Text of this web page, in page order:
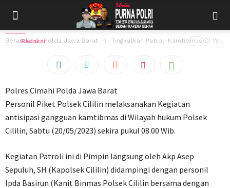
Beranda Polda Jawa Barat Tingkatkan Patroli Kamtibmas Di Wilayah Hukum Polsek Cililin
Tingkatkan Patroli Kamtibmas Di Wilayah
Hukum Polsek Cililin
Oleh Redaksi 20 Mei 2023 31 views
Polres Cimahi Polda Jawa Barat
Personil Piket Polsek Cililin melaksanakan Kegiatan
antisipasi gangguan kamtibmas di Wilayah hukum Polsek
Cililin, Sabtu (20/05/2023) sekira pukul 08.00 Wib.
Kegiatan Patroli ini di Pimpin langsung oleh Akp Asep
Sepuluh, SH (Kapolsek Cililin) didampingi dengan personil
Ipda Basirun (Kanit Binmas Polsek Cililin bersama dengan